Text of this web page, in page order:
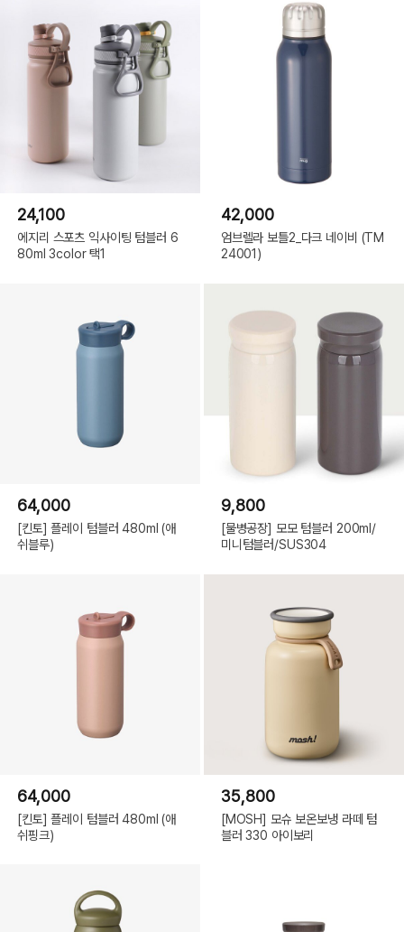
24,100
에지리 스포츠 익사이팅 텀블러 6
80ml 3color 택1
42,000
엄브렐라 보틀2_다크 네이비 (TM
24001)
64,000
[킨토] 플레이 텀블러 480ml (애
쉬블루)
9,800
[물병공장] 모모 텀블러 200ml/
미니텀블러/SUS304
64,000
[킨토] 플레이 텀블러 480ml (애
쉬핑크)
35,800
[MOSH] 모슈 보온보냉 라떼 텀
블러 330 아이보리